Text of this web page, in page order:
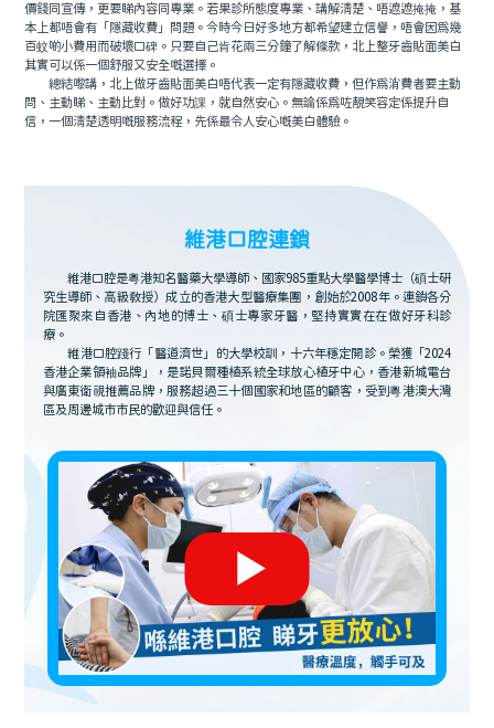
價錢同宣傳，更要睇內容同專業。若果診所態度專業、講解清楚、唔遮遮掩掩，基
本上都唔會有「隱藏收費」問題。今時今日好多地方都希望建立信譽，唔會因為幾
百蚊啲小費用而破壞口碑。只要自己肯花兩三分鐘了解條款，北上整牙齒貼面美白
其實可以係一個舒服又安全嘅選擇。
總結嚟講，北上做牙齒貼面美白唔代表一定有隱藏收費，但作為消費者要主動
問、主動睇、主動比對。做好功課，就自然安心。無論係為咗靚笑容定係提升自
信，一個清楚透明嘅服務流程，先係最令人安心嘅美白體驗。
維港口腔連鎖
維港口腔是粵港知名醫藥大學導師、國家985重點大學醫學博士（碩士研
究生導師、高級教授）成立的香港大型醫療集團，創始於2008年。連鎖各分
院匯聚來自香港、內地的博士、碩士專家牙醫，堅持實實在在做好牙科診
療。
維港口腔踐行「醫道濟世」的大學校訓，十六年穩定開診。榮獲「2024
香港企業領袖品牌」，是諾貝爾種植系統全球放心植牙中心，香港新城電台
與廣東衛視推薦品牌，服務超過三十個國家和地區的顧客，受到粵港澳大灣
區及周邊城市市民的歡迎與信任。